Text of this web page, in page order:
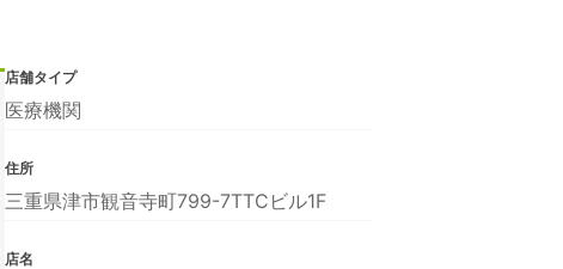
店舗タイプ
医療機関
住所
三重県津市観音寺町799-7TTCビル1F
店名